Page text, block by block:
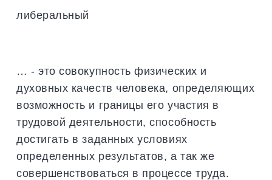
либеральный
… - это совокупность физических и
духовных качеств человека, определяющих
возможность и границы его участия в
трудовой деятельности, способность
достигать в заданных условиях
определенных результатов, а так же
совершенствоваться в процессе труда.